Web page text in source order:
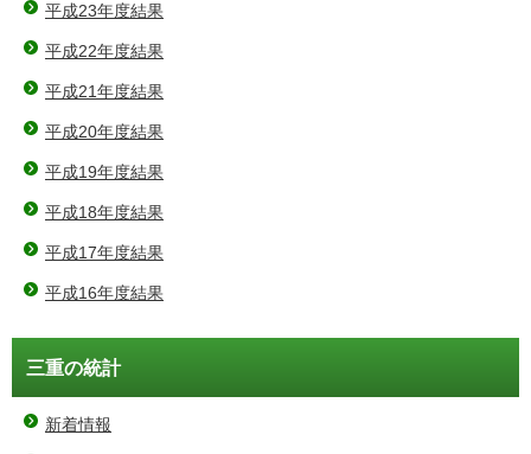
平成23年度結果
平成22年度結果
平成21年度結果
平成20年度結果
平成19年度結果
平成18年度結果
平成17年度結果
平成16年度結果
三重の統計
新着情報